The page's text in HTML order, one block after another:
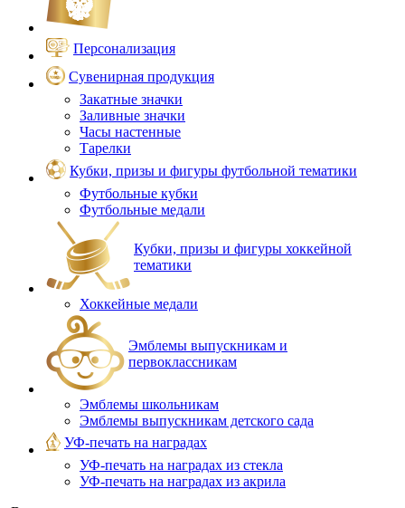
Персонализация
Сувенирная продукция
Закатные значки
Заливные значки
Часы настенные
Тарелки
Кубки, призы и фигуры футбольной тематики
Футбольные кубки
Футбольные медали
Кубки, призы и фигуры хоккейной
тематики
Хоккейные медали
Эмблемы выпускникам и
первоклассникам
Эмблемы школьникам
Эмблемы выпускникам детского сада
УФ-печать на наградах
УФ‑печать на наградах из стекла
УФ-печать на наградах из акрила